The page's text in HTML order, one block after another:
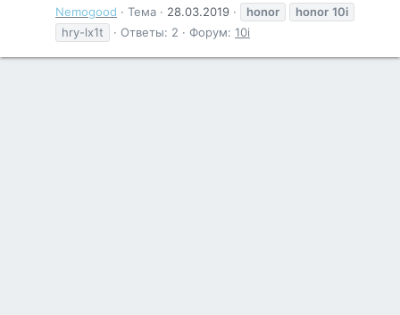
Nemogood
Тема 28.03.2019 honor honor 10i
hry-lx1t
Ответы: 2 Форум: 10i